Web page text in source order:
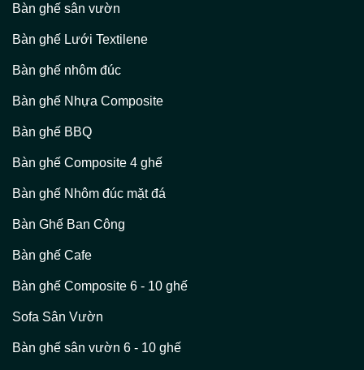
Bàn ghế sân vườn
Bàn ghế Lưới Textilene
Bàn ghế nhôm đúc
Bàn ghế Nhựa Composite
Bàn ghế BBQ
Bàn ghế Composite 4 ghế
Bàn ghế Nhôm đúc mặt đá
Bàn Ghế Ban Công
Bàn ghế Cafe
Bàn ghế Composite 6 - 10 ghế
Sofa Sân Vườn
Bàn ghế sân vườn 6 - 10 ghế